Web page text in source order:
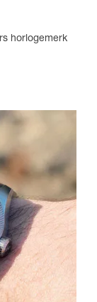
horlogemerk